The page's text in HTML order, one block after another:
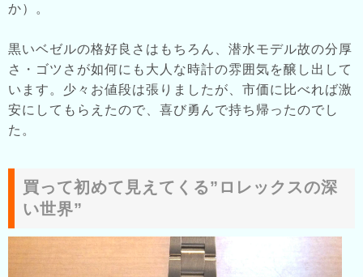
か）。
黒いベゼルの格好良さはもちろん、潜水モデル故の分厚
さ・ゴツさが如何にも大人な時計の雰囲気を醸し出して
います。少々お値段は張りましたが、市価に比べれば激
安にしてもらえたので、喜び勇んで持ち帰ったのでし
た。
買って初めて見えてくる”ロレックスの深
い世界”